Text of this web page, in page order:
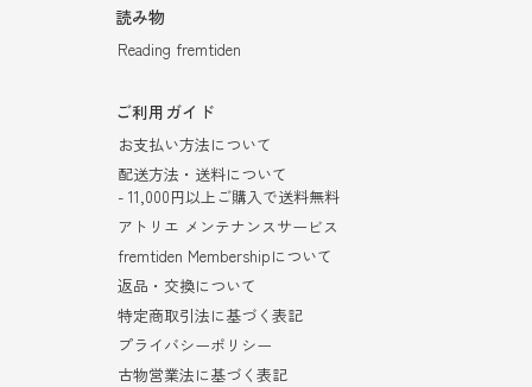
読み物
Reading fremtiden
ご利用ガイド
お支払い方法について
配送方法・送料について
- 11,000円以上ご購入で送料無料
アトリエ メンテナンスサービス
fremtiden Membershipについて
返品・交換について
特定商取引法に基づく表記
プライバシーポリシー
古物営業法に基づく表記